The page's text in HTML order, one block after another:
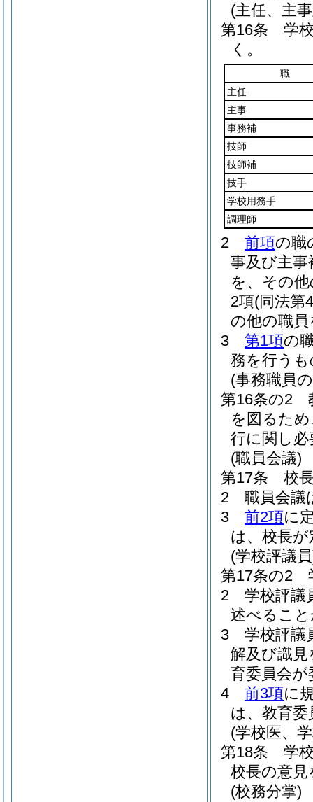
(主任、主
第16条
学
く。
職
主任
主事
事務補
技師
技師補
技手
学校用務手
調理師
2 前項の職
事及び主事
を、その
2項(同法第
の他の職
3
第1項の
務を行う
(事務職員
第16条の2
を図るた
行に関し
(職員会議)
第17条
校
2
職員会議
3
前2項に
は、校長
(学校評議
第17条の2
2
学校評議
述べるこ
3
学校評議
解及び識
育委員会
4
前3項に
は、教育
(学校医、
第18条
学
校長の意
(校務分掌)